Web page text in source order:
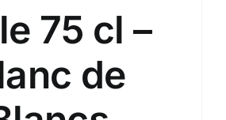
75 cl –
de